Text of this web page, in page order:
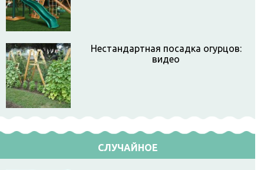
Нестандартная посадка огурцов:
видео
СЛУЧАЙНОЕ